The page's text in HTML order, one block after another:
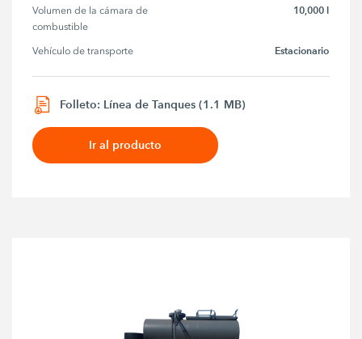
Volumen de la cámara de
combustible
10,000 l
Vehículo de transporte Estacionario
Folleto: Línea de Tanques (1.1 MB)
Ir al producto